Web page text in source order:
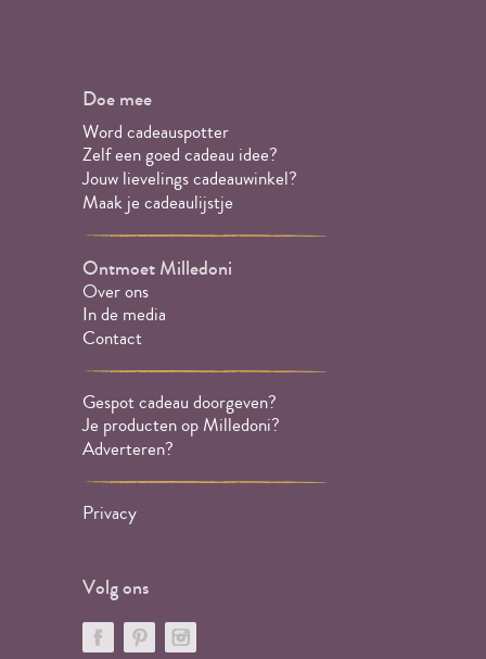
Doe mee
Word cadeauspotter
Zelf een goed cadeau idee?
Jouw lievelings cadeauwinkel?
Maak je cadeaulijstje
Ontmoet Milledoni
Over ons
In de media
Contact
Gespot cadeau doorgeven?
Je producten op Milledoni?
Adverteren?
Privacy
Volg ons